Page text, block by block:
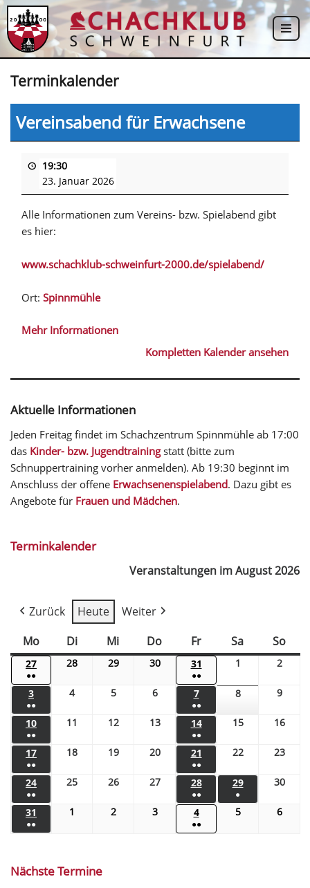
Zum
Inhalt
Terminkalender
Vereinsabend für Erwachsene
19:30
23. Januar 2026
Alle Informationen zum Vereins- bzw. Spielabend gibt
es hier:
www.schachklub-schweinfurt-2000.de/spielabend/
Ort: Spinnmühle
Mehr Informationen
Kompletten Kalender ansehen
Aktuelle Informationen
Jeden Freitag findet im Schachzentrum Spinnmühle ab 17:00
das Kinder- bzw. Jugendtrainingstatt (bitte zum
Schnuppertraining vorher anmelden). Ab 19:30 beginnt im
Anschluss der offene Erwachsenenspielabend. Dazu gibt es
Angebote für Frauen und Mädchen.
Terminkalender
Veranstaltungen im August 2026
Zurück Heute
Weiter
Mo
Di Mi Do Fr Sa So
27
●●
28 29 30 31
●●
1 2
3
●●
4 5 6 7
●●
8 9
10
●●
11 12 13 14
●●
15 16
17
●●
18 19 20 21
●●
22 23
24
●●
25 26 27 28
●●
29
●
30
31
●●
1 2 3 4
●●
5 6
Nächste Termine